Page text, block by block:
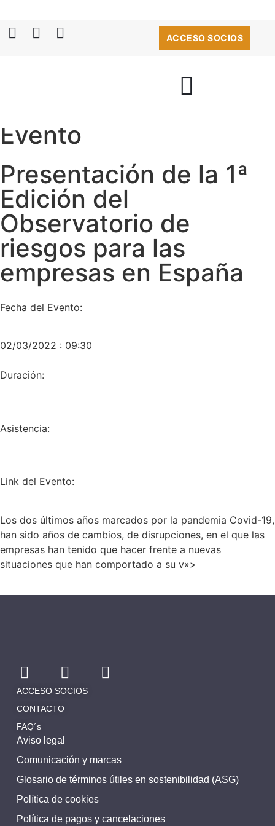
ACCESO SOCIOS
Evento
Presentación de la 1ª
Edición del
Observatorio de
riesgos para las
empresas en España
Fecha del Evento:
02/03/2022 : 09:30
Duración:
Asistencia:
Link del Evento:
Los dos últimos años marcados por la pandemia Covid-19,
han sido años de cambios, de disrupciones, en el que las
empresas han tenido que hacer frente a nuevas
situaciones que han comportado a su v»>
Aviso legal
Comunicación y marcas
Glosario de términos útiles en sostenibilidad (ASG)
Política de cookies
Política de pagos y cancelaciones
ACCESO SOCIOS
CONTACTO
FAQ´s